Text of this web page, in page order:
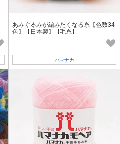
あみぐるみが編みたくなる糸【色数34
色】【日本製】【毛糸】
ハマナカ